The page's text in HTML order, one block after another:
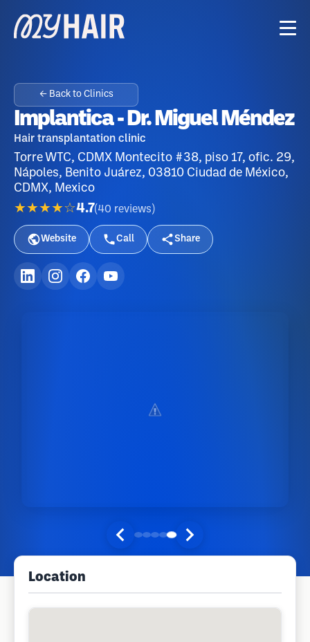
← Back to Clinics
Implantica - Dr. Miguel Méndez
Hair transplantation clinic
Torre WTC, CDMX Montecito #38, piso 17, ofic. 29,
Nápoles, Benito Juárez, 03810 Ciudad de México,
CDMX, Mexico
★★★★☆4.7(40 reviews )
Website Call Share
Location